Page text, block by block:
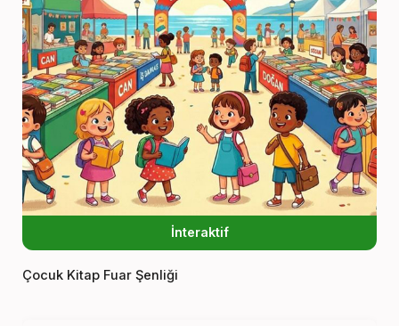
İnteraktif
Çocuk Kitap Fuar Şenliği